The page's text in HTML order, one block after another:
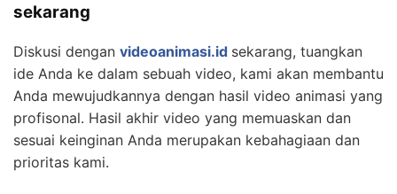
sekarang
Diskusi dengan videoanimasi.id sekarang, tuangkan
ide Anda ke dalam sebuah video, kami akan membantu
Anda mewujudkannya dengan hasil video animasi yang
profisonal. Hasil akhir video yang memuaskan dan
sesuai keinginan Anda merupakan kebahagiaan dan
prioritas kami.